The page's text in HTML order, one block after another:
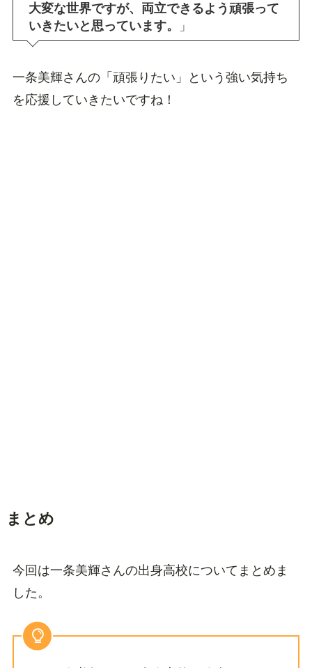
大変な世界ですが、両立できるよう頑張って
いきたいと思っています。
」
一条美輝さんの「頑張りたい」という強い気持ち
を応援していきたいですね！
まとめ
今回は一条美輝さんの出身高校についてまとめま
した。